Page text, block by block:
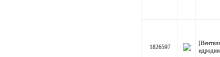
1826597